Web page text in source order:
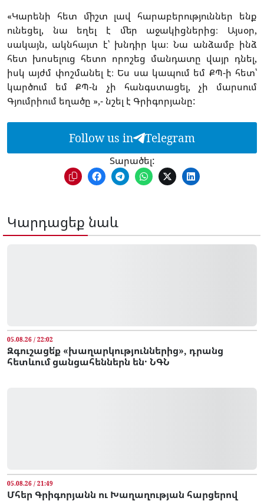
«Կարենի հետ միշտ լավ հարաբերություններ ենք
ունեցել, նա եղել է մեր աջակիցներից։ Այսօր,
սակայն, ակնհայտ է՝ խնդիր կա։ Նա անձամբ ինձ
հետ խոսելուց հետո որոշեց մանդատը վայր դնել,
իսկ այժմ փոշմանել է։ Ես սա կապում եմ ՔՊ-ի հետ՝
կարծում եմ ՔՊ-ն չի հանգստացել, չի մարսում
Գյումրիում եղածը »,- նշել է Գրիգորյանը:
Follow us in Telegram
Տարածել:
Կարդացեք նաև
05.08.26 / 22:02
Զգուշացե՛ք «խաղարկություններից», դրանց
հետևում ցանցահեններն են․ ՆԳՆ
05.08.26 / 21:49
Մհեր Գրիգորյանն ու Խաղաղության հարցերով